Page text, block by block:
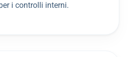
i controlli interni.